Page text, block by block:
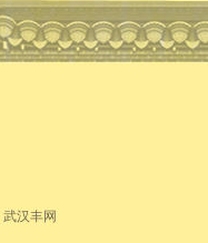
武汉丰网